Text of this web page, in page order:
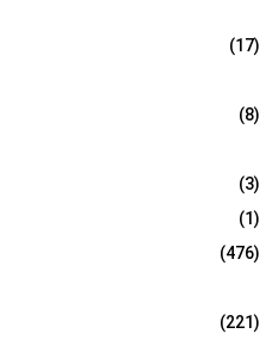
(17)
(8)
(3)
(1)
(476)
(221)